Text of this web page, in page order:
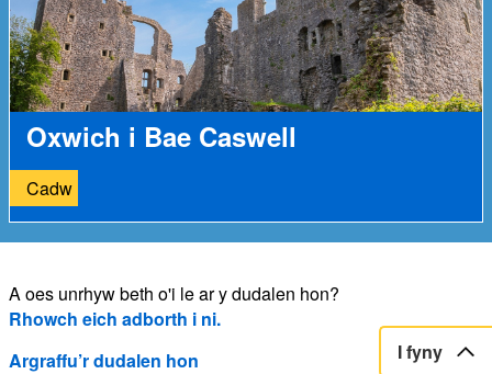
Oxwich i Bae Caswell
Cadw
A oes unrhyw beth o'i le ar y dudalen hon?
Rhowch eich adborth i ni.
Argraffu’r dudalen hon
I fyny